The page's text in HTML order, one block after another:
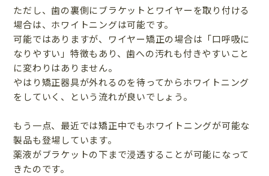
ただし、歯の裏側にブラケットとワイヤーを取り付ける
場合は、ホワイトニングは可能です。
可能ではありますが、ワイヤー矯正の場合は「口呼吸に
なりやすい」特徴もあり、歯への汚れも付きやすいこと
に変わりはありません。
やはり矯正器具が外れるのを待ってからホワイトニング
をしていく、という流れが良いでしょう。
もう一点、最近では矯正中でもホワイトニングが可能な
製品も登場しています。
薬液がブラケットの下まで浸透することが可能になって
きたのです。